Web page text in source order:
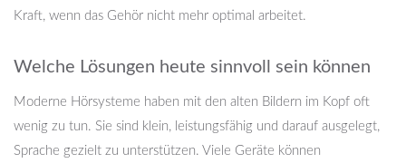
Kraft, wenn das Gehör nicht mehr optimal arbeitet.
Welche Lösungen heute sinnvoll sein können
Moderne Hörsysteme haben mit den alten Bildern im Kopf oft
wenig zu tun. Sie sind klein, leistungsfähig und darauf ausgelegt,
Sprache gezielt zu unterstützen. Viele Geräte können